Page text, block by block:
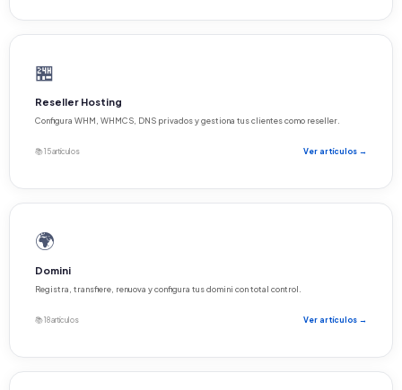
🏪
Reseller Hosting
Configura WHM, WHMCS, DNS privados y gestiona tus clientes como reseller.
📚 15 artículos Ver artículos →
🌍
Domini
Registra, transfiere, renuova y configura tus domini con total control.
📚 18 artículos Ver artículos →